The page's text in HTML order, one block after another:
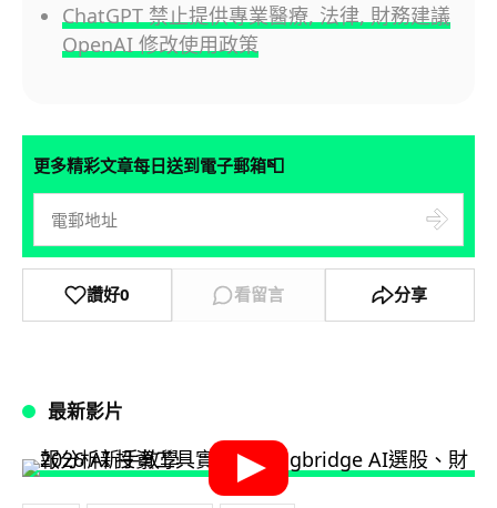
ChatGPT 禁止提供專業醫療, 法律, 財務建議
OpenAI 修改使用政策
更多精彩文章每日送到電子郵箱📮
讚好0 看留言 分享
最新影片